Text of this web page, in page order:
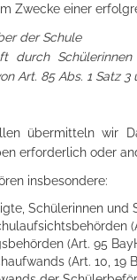
Zwecke einer
der Schule
durch
Art. 85 Abs. 1 Satz 3
übermitteln wir
erforderlich oder
insbesondere:
Schülerinnen und
(Art. 95
(Art. 10, 19